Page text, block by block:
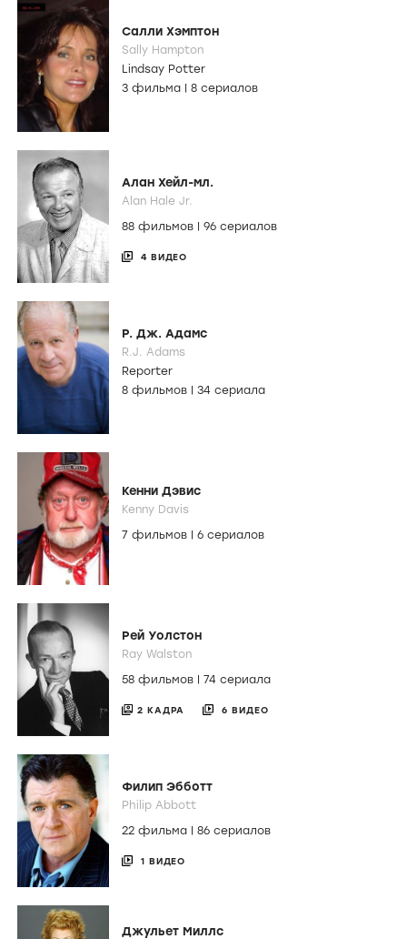
Салли Хэмптон
Sally Hampton
Lindsay Potter
3 фильма
8 сериалов
Алан Хейл-мл.
Alan Hale Jr.
88 фильмов | 96 сериалов
4 ВИДЕО
Р. Дж. Адамс
R.J. Adams
Reporter
8 фильмов
34 сериала
Кенни Дэвис
Kenny Davis
7 фильмов
6 сериалов
Рей Уолстон
Ray Walston
58 фильмов | 74 сериала
2 КАДРА 6 ВИДЕО
Филип Эбботт
Philip Abbott
22 фильма | 86 сериалов
1 ВИДЕО
Джульет Миллс